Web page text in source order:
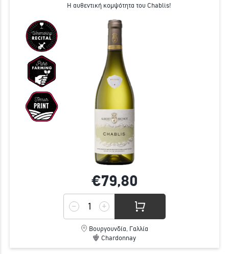
Η αυθεντική κομψότητα του Chablis!
€79,80
Βουργουνδία, Γαλλία
Chardonnay